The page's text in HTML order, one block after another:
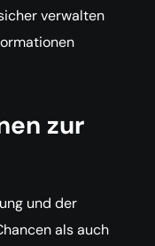
verwalten
zur
und der
als auch